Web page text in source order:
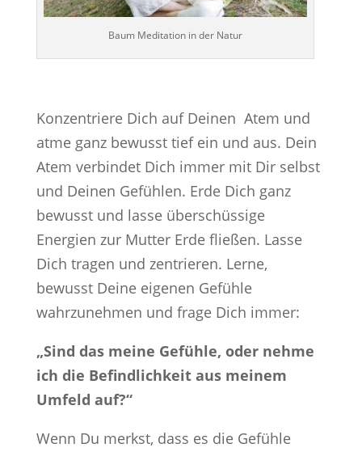
Baum Meditation in der Natur
Konzentriere Dich auf Deinen Atem und
atme ganz bewusst tief ein und aus. Dein
Atem verbindet Dich immer mit Dir selbst
und Deinen Gefühlen. Erde Dich ganz
bewusst und lasse überschüssige
Energien zur Mutter Erde fließen. Lasse
Dich tragen und zentrieren. Lerne,
bewusst Deine eigenen Gefühle
wahrzunehmen und frage Dich immer:
„Sind das meine Gefühle, oder nehme
ich die Befindlichkeit aus meinem
Umfeld auf?“
Wenn Du merkst, dass es die Gefühle